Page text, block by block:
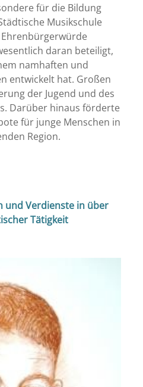
für die Bildung
Musikschule
Ehrenbürgerwürde
daran beteiligt,
namhaften und
entwickelt hat. Großen
der Jugend und des
Darüber hinaus förderte
für junge Menschen in
Region.
und Verdienste in über
Tätigkeit